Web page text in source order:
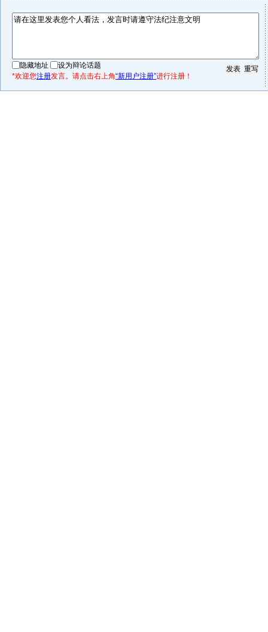
隐藏地址
设为辩论话题
*欢迎您注册发言。请点击右上角“新用户注册”进行注册！